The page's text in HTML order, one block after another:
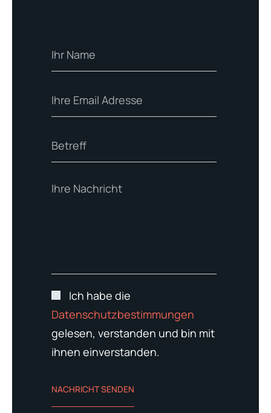
Ich habe die
Datenschutzbestimmungen
gelesen, verstanden und bin mit
ihnen einverstanden.